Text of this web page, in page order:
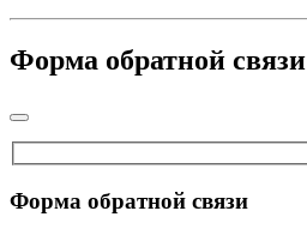
Форма обратной связи
Форма обратной связи